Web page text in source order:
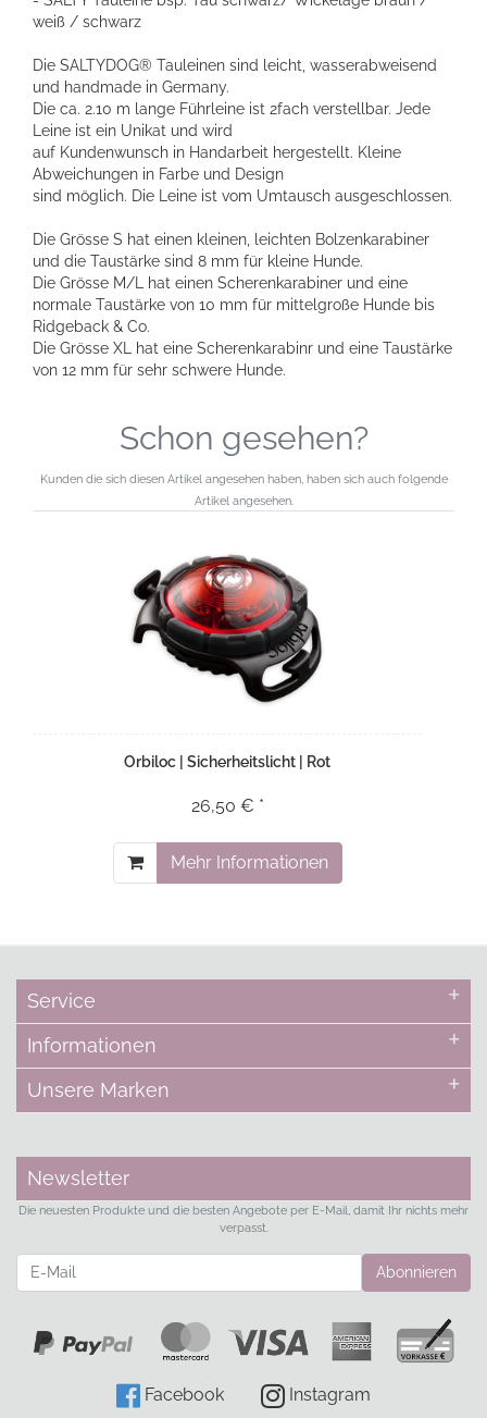
weiß / schwarz
Die SALTYDOG® Tauleinen sind leicht, wasserabweisend
und handmade in Germany.
Die ca. 2.10 m lange Führleine ist 2fach verstellbar. Jede
Leine ist ein Unikat und wird
auf Kundenwunsch in Handarbeit hergestellt. Kleine
Abweichungen in Farbe und Design
sind möglich. Die Leine ist vom Umtausch ausgeschlossen.
Die Grösse S hat einen kleinen, leichten Bolzenkarabiner
und die Taustärke sind 8 mm für kleine Hunde.
Die Grösse M/L hat einen Scherenkarabiner und eine
normale Taustärke von 10 mm für mittelgroße Hunde bis
Ridgeback & Co.
Die Grösse XL hat eine Scherenkarabinr und eine Taustärke
von 12 mm für sehr schwere Hunde.
Schon gesehen?
Kunden die sich diesen Artikel angesehen haben, haben sich auch folgende
Artikel angesehen.
Orbiloc | Sicherheitslicht | Rot
26,50 € *
Mehr Informationen
Service
Informationen
Unsere Marken
Newsletter
Die neuesten Produkte und die besten Angebote per E-Mail, damit Ihr nichts mehr
verpasst.
Abonnieren
Facebook Instagram